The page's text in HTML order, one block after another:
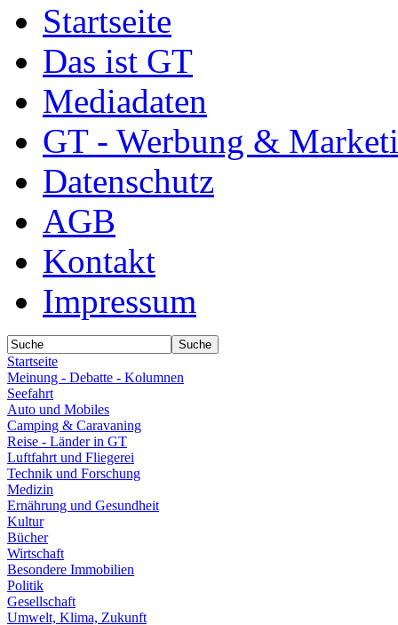
Startseite
Das ist GT
Mediadaten
GT - Werbung &
Datenschutz
AGB
Kontakt
Impressum
Startseite
Meinung - Debatte - Kolumnen
Seefahrt
Auto und Mobiles
Camping & Caravaning
Reise - Länder in GT
Luftfahrt und Fliegerei
Technik und Forschung
Medizin
Ernährung und Gesundheit
Kultur
Bücher
Wirtschaft
Besondere Immobilien
Politik
Gesellschaft
Umwelt, Klima, Zukunft